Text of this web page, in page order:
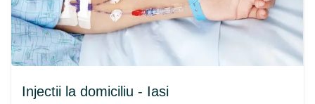
Injectii la domiciliu - Iasi